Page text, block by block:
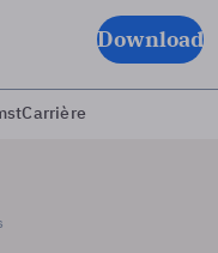
Download
Carrière